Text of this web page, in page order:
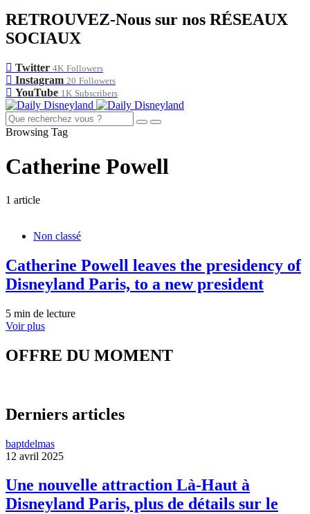
RETROUVEZ-Nous sur nos RÉSEAUX
SOCIAUX
Twitter 4K Followers
Instagram 20 Followers
YouTube 1K Subscribers
Browsing Tag
Catherine Powell
1 article
Non classé
Catherine Powell leaves the presidency of
Disneyland Paris, to a new president
5 min de lecture
Voir plus
OFFRE DU MOMENT
Derniers articles
baptdelmas
12 avril 2025
Une nouvelle attraction Là-Haut à
Disneyland Paris, plus de détails sur le